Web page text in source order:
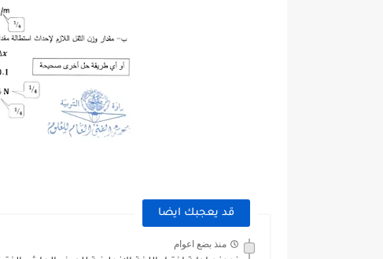
قد يعجبك ايضا
منذ بضع اعوام